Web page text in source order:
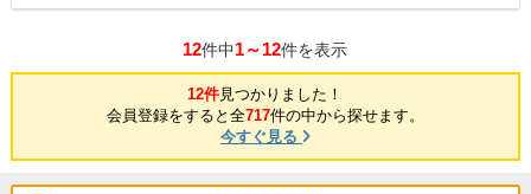
12件中1～12件を表示
12件見つかりました！
会員登録をすると全717件の中から探せます。
今すぐ見る